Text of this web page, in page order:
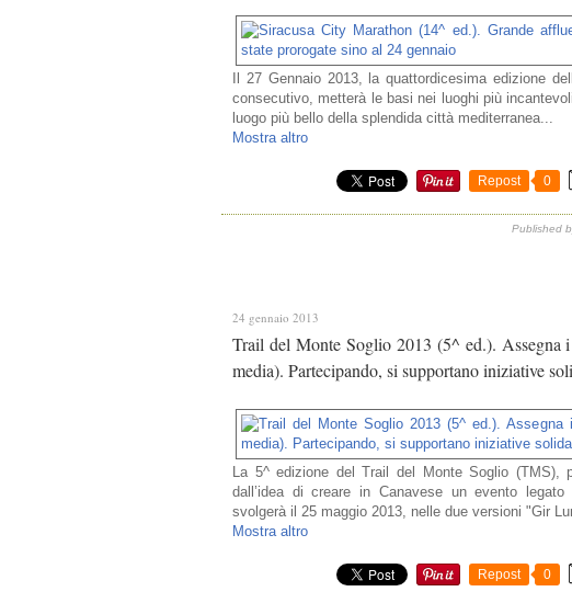
Il 27 Gennaio 2013, la quattordicesima edizione
consecutivo, metterà le basi nei luoghi più
luogo più bello della splendida città mediterranea...
Mostra altro
Repost 0
Published
24 gennaio 2013
Trail del Monte Soglio 2013 (5^ ed.).
media). Partecipando, si supportano iniziative
La 5^ edizione del Trail del Monte Soglio (TMS),
dall’idea di creare in Canavese un evento
svolgerà il 25 maggio 2013, nelle due versioni "Gir
Mostra altro
Repost 0